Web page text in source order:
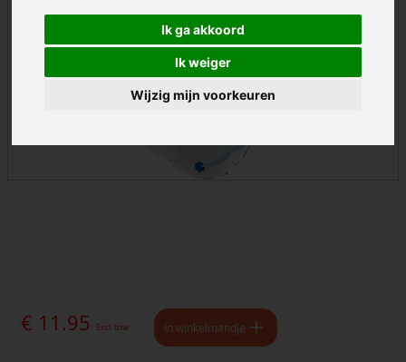
Ik ga akkoord
Ik weiger
Wijzig mijn voorkeuren
€ 11.95 Excl. btw In winkelmandje